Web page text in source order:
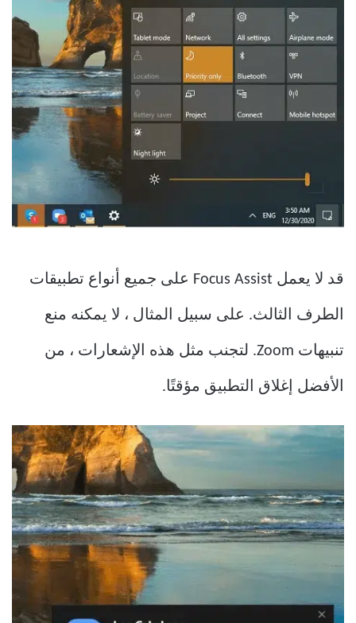
قد لا يعمل Focus Assist على جميع أنواع تطبيقات
الطرف الثالث. على سبيل المثال ، لا يمكنه منع
تنبيهات Zoom. لتجنب مثل هذه الإشعارات ، من
الأفضل إغلاق التطبيق مؤقتًا.